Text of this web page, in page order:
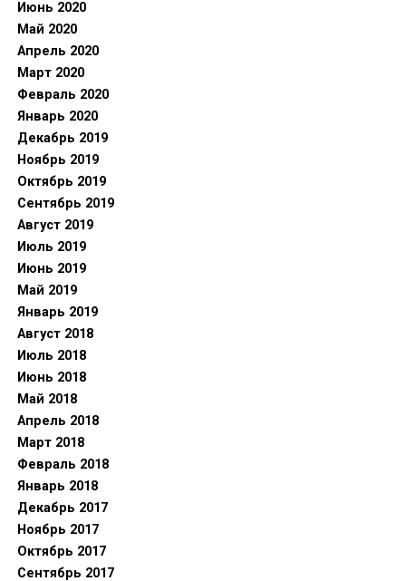
Июнь 2020
Май 2020
Апрель 2020
Март 2020
Февраль 2020
Январь 2020
Декабрь 2019
Ноябрь 2019
Октябрь 2019
Сентябрь 2019
Август 2019
Июль 2019
Июнь 2019
Май 2019
Январь 2019
Август 2018
Июль 2018
Июнь 2018
Май 2018
Апрель 2018
Март 2018
Февраль 2018
Январь 2018
Декабрь 2017
Ноябрь 2017
Октябрь 2017
Сентябрь 2017